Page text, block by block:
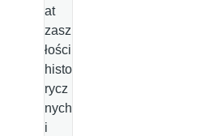
at
zasz
łości
histo
rycz
nych
i